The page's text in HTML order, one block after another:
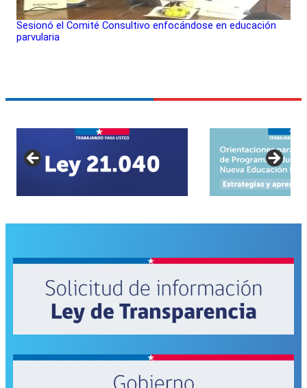
Sesionó el Comité Consultivo enfocándose en educación
parvularia